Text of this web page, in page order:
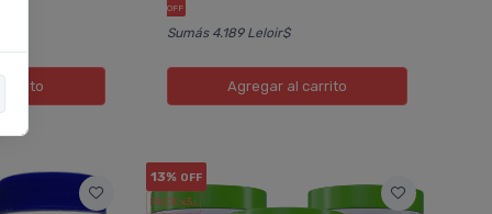
carrito
OFF
Sumás 4.189 Leloir$
Agregaral carrito
13% OFF
PACK x3u.